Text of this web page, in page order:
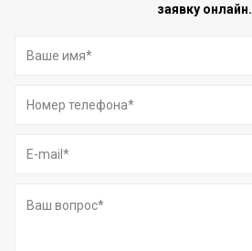
заявку онлайн.